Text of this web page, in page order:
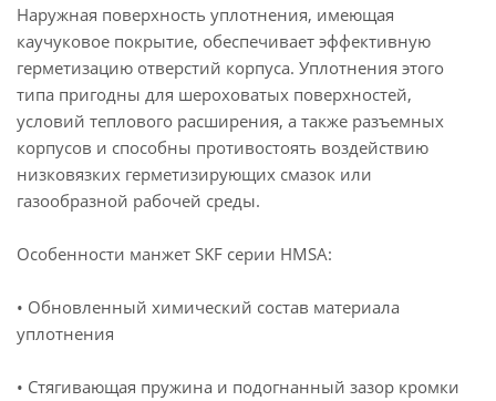
Наружная поверхность уплотнения, имеющая
каучуковое покрытие, обеспечивает эффективную
герметизацию отверстий корпуса. Уплотнения этого
типа пригодны для шероховатых поверхностей,
условий теплового расширения, а также разъемных
корпусов и способны противостоять воздействию
низковязких герметизирующих смазок или
газообразной рабочей среды.
Особенности манжет SKF серии HMSA:
• Обновленный химический состав материала
уплотнения
• Стягивающая пружина и подогнанный зазор кромки